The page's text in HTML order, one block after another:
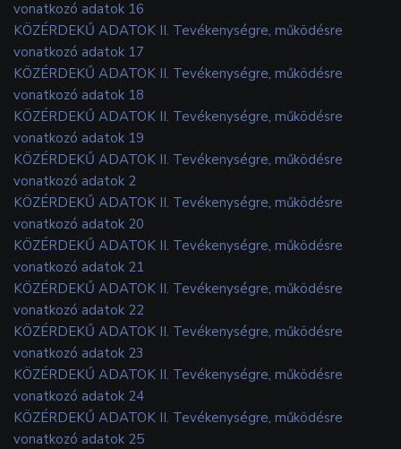
vonatkozó adatok 16
KÖZÉRDEKŰ ADATOK II. Tevékenységre, működésre
vonatkozó adatok 17
KÖZÉRDEKŰ ADATOK II. Tevékenységre, működésre
vonatkozó adatok 18
KÖZÉRDEKŰ ADATOK II. Tevékenységre, működésre
vonatkozó adatok 19
KÖZÉRDEKŰ ADATOK II. Tevékenységre, működésre
vonatkozó adatok 2
KÖZÉRDEKŰ ADATOK II. Tevékenységre, működésre
vonatkozó adatok 20
KÖZÉRDEKŰ ADATOK II. Tevékenységre, működésre
vonatkozó adatok 21
KÖZÉRDEKŰ ADATOK II. Tevékenységre, működésre
vonatkozó adatok 22
KÖZÉRDEKŰ ADATOK II. Tevékenységre, működésre
vonatkozó adatok 23
KÖZÉRDEKŰ ADATOK II. Tevékenységre, működésre
vonatkozó adatok 24
KÖZÉRDEKŰ ADATOK II. Tevékenységre, működésre
vonatkozó adatok 25